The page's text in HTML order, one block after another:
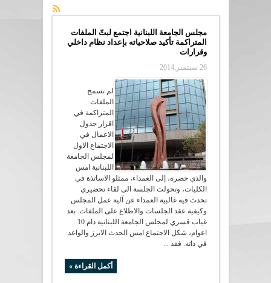
مجلس الجامعة اللبنانية اجتمع لبتّ الملفات
المتراكمة تأكيد صلاحياته بإعداد نظام داخلي
وقرارات
26 سبتمبر,2014
لم تسمح
الملفات
المتراكمة في
اقرار جدول
الاعمال في
الاجتماع الاول
لمجلس الجامعة
اللبنانية امس
والذي حضره، إلى العمداء، ممثلو الاساتذة في
الكليات، وتحولت الجلسة الى لقاء تحضيري
تحدث فيه غالبية العمداء عن آلية عمل المجلس
وكيفية عقد الجلسات والاطلاع على الملفات. بعد
غياب قسري لمجلس الجامعة اللبنانية دام 10
اعوام، شكل الاجتماع امس الحدث الابرز والواعد
في ذاته. فقد ...
أكمل القراءة »